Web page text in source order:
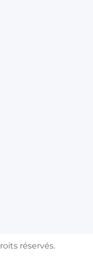
réservés.